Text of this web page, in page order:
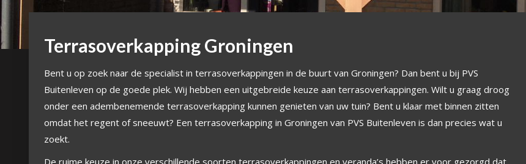
Terrasoverkapping Groningen
Bent u op zoek naar de specialist in terrasoverkappingen in de buurt van Groningen? Dan bent u bij PVS
Buitenleven op de goede plek. Wij hebben een uitgebreide keuze aan terrasoverkappingen. Wilt u graag droog
onder een adembenemende terrasoverkapping kunnen genieten van uw tuin? Bent u klaar met binnen zitten
omdat het regent of sneeuwt? Een terrasoverkapping in Groningen van PVS Buitenleven is dan precies wat u
zoekt.
De ruime keuze in onze verschillende soorten terrasoverkappingen en veranda’s hebben er voor gezorgd dat